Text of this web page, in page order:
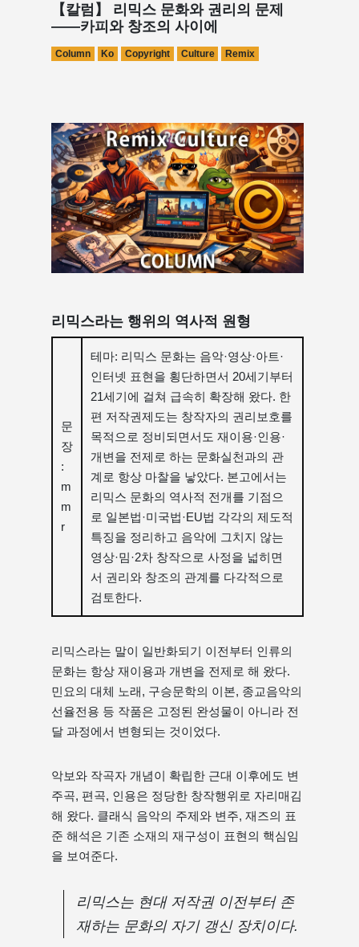
【칼럼】 리믹스 문화와 권리의 문제
――카피와 창조의 사이에
Column Ko Copyright Culture Remix
리믹스라는 행위의 역사적 원형
문
장
:
m
m
r
테마: 리믹스 문화는 음악·영상·아트·
인터넷 표현을 횡단하면서 20세기부터
21세기에 걸쳐 급속히 확장해 왔다. 한
편 저작권제도는 창작자의 권리보호를
목적으로 정비되면서도 재이용·인용·
개변을 전제로 하는 문화실천과의 관
계로 항상 마찰을 낳았다. 본고에서는
리믹스 문화의 역사적 전개를 기점으
로 일본법·미국법·EU법 각각의 제도적
특징을 정리하고 음악에 그치지 않는
영상·밈·2차 창작으로 사정을 넓히면
서 권리와 창조의 관계를 다각적으로
검토한다.
리믹스라는 말이 일반화되기 이전부터 인류의
문화는 항상 재이용과 개변을 전제로 해 왔다.
민요의 대체 노래, 구승문학의 이본, 종교음악의
선율전용 등 작품은 고정된 완성물이 아니라 전
달 과정에서 변형되는 것이었다.
악보와 작곡자 개념이 확립한 근대 이후에도 변
주곡, 편곡, 인용은 정당한 창작행위로 자리매김
해 왔다. 클래식 음악의 주제와 변주, 재즈의 표
준 해석은 기존 소재의 재구성이 표현의 핵심임
을 보여준다.
리믹스는 현대 저작권 이전부터 존
재하는 문화의 자기 갱신 장치이다.